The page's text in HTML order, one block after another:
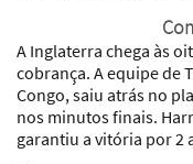
A Inglaterra chega às
cobrança. A equipe de
Congo, saiu atrás no
nos minutos finais.
garantiu a vitória por 2